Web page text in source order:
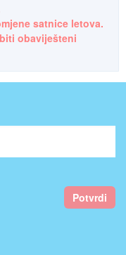
satnice letova.
obaviješteni
Potvrdi